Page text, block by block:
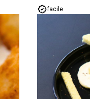
facile